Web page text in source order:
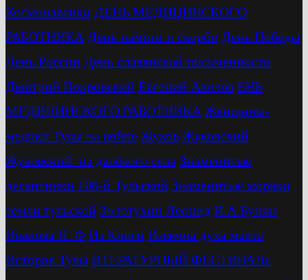
Космонавтики ДЕНЬ МЕДИЦИНСКОГО
РАБОТНИКА День памяти и скорби День Победы
День России День славянской письменности
Дмитрий Покровский Евгений Авилов ЕНЬ
МЕДИЦИНСКОГО РАБОТНИКА Женщины-
медики Тулы на войне Жуков Жуковский
Жуковский: из далёкого села Знаменитые
десантники 106-й Тульской Знаменитые моряки
земли тульской Золотухин Леонид И.А.Бунин
Иванова Н. Ф Из Книги Извечна духа маята
История Тулы ИТЕРАТУРНЫЙ ФЕСТИВАЛь